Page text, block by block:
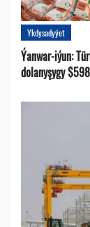
Ykdysadyýet
Ýanwar-iýun:
dolanyşygy